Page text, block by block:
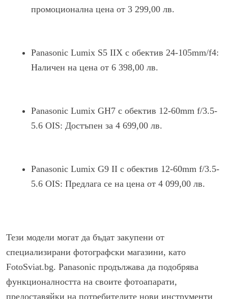
промоционална цена от 3 299,00 лв.
Panasonic Lumix S5 IIX с обектив 24-105mm/f4:
Наличен на цена от 6 398,00 лв.
Panasonic Lumix GH7 с обектив 12-60mm f/3.5-
5.6 OIS: Достъпен за 4 699,00 лв.
Panasonic Lumix G9 II с обектив 12-60mm f/3.5-
5.6 OIS: Предлага се на цена от 4 099,00 лв.
Тези модели могат да бъдат закупени от
специализирани фотографски магазини, като
FotoSviat.bg. Panasonic продължава да подобрява
функционалността на своите фотоапарати,
предоставяйки на потребителите нови инструменти